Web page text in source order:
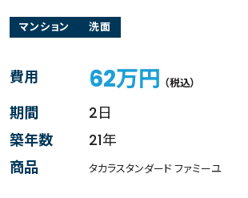
マンション 洗面
費用 62万円 （税込）
期間
2日
築年数
21年
商品
タカラスタンダード ファミーユ